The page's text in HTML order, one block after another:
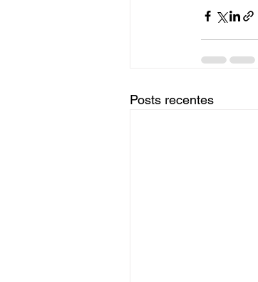
Posts recentes